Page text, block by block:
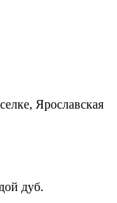
Ярославская
дуб.